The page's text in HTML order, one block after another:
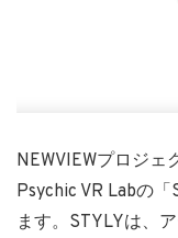
NEWVIEWプロジェ
Psychic VR Labの
ます。STYLYは、